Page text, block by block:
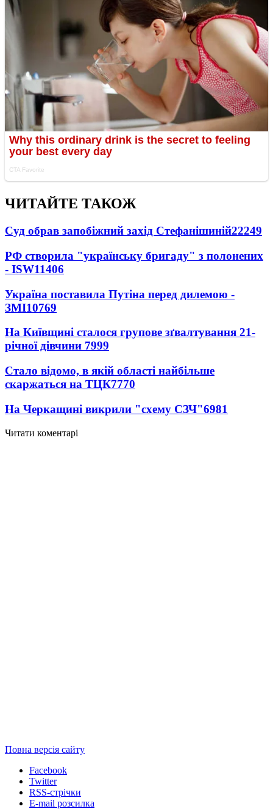
ЧИТАЙТЕ ТАКОЖ
Суд обрав запобіжний захід Стефанішиній22249
РФ створила "українську бригаду" з полонених
- ISW11406
Україна поставила Путіна перед дилемою -
ЗМІ10769
На Київщині сталося групове зґвалтування 21-
річної дівчини 7999
Стало відомо, в якій області найбільше
скаржаться на ТЦК7770
На Черкащині викрили "схему СЗЧ"6981
Читати коментарі
Повна версія сайту
Facebook
Twitter
RSS-стрічки
E-mail розсилка